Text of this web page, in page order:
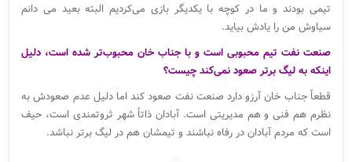
تیمی بودند و ما در کوچه با یکدیگر بازی می‌کردیم البته بعید می دانم
سیاوش من را یادش بیاید.
صنعت نفت تیم محبوبی است و با جناب خان محبوب‌تر شده است، دلیل
اینکه به لیگ برتر صعود نمی‌کند چیست؟
قطعاً جناب خان آرزو دارد صنعت نفت صعود کند اما دلیل عدم صعودش به
نظرم هم فنی و هم مدیریتی است. آبادان ذاتاً شهر ثروتمندی است، حیف
است که مردم آبادان در رفاه نباشند و تیمشان هم در لیگ برتر نباشد.